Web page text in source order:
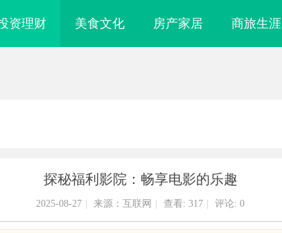
资理财 美食文化 房产家居 商旅生涯
探秘福利影院：畅享电影的乐趣
2025-08-27 来源：互联网 查看: 317 评论: 0